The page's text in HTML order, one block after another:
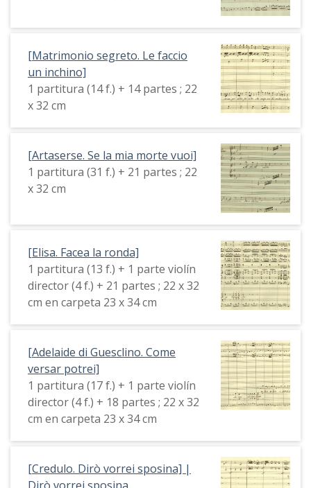
[Matrimonio segreto. Le faccio
un inchino]
1 partitura (14 f.) + 14 partes ; 22
x 32 cm
[Artaserse. Se la mia morte vuoi]
1 partitura (31 f.) + 21 partes ; 22
x 32 cm
[Elisa. Facea la ronda]
1 partitura (13 f.) + 1 parte violín
director (4 f.) + 21 partes ; 22 x 32
cm en carpeta 23 x 34 cm
[Adelaide di Guesclino. Come
versar potrei]
1 partitura (17 f.) + 1 parte violín
director (4 f.) + 18 partes ; 22 x 32
cm en carpeta 23 x 34 cm
[Credulo. Dirò vorrei sposina] |
Dirò vorrei sposina